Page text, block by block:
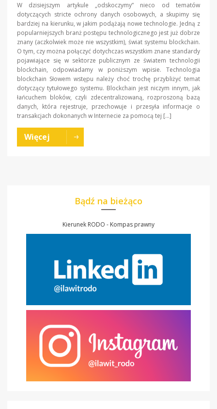
W dzisiejszym artykule „odskoczymy” nieco od tematów
dotyczących stricte ochrony danych osobowych, a skupimy się
bardziej na kierunku, w jakim podążają nowe technologie. Jedną z
popularniejszych branż postępu technologicznego jest już dobrze
znany (aczkolwiek może nie wszystkim), świat systemu blockchain.
O tym, czy można połączyć dotychczas wszystkim znane standardy
pojawiające się w sektorze publicznym ze światem technologii
blockchain, odpowiadamy w poniższym wpisie. Technologia
blockchain Słowem wstępu należy choć trochę przybliżyć temat
dotyczący tytułowego systemu. Blockchain jest niczym innym, jak
łańcuchem bloków, czyli zdecentralizowaną, rozproszoną bazą
danych, która rejestruje, przechowuje i przesyła informacje o
transakcjach dokonanych w Internecie za pomocą tej […]
Więcej
Bądź na bieżąco
Kierunek RODO - Kompas prawny